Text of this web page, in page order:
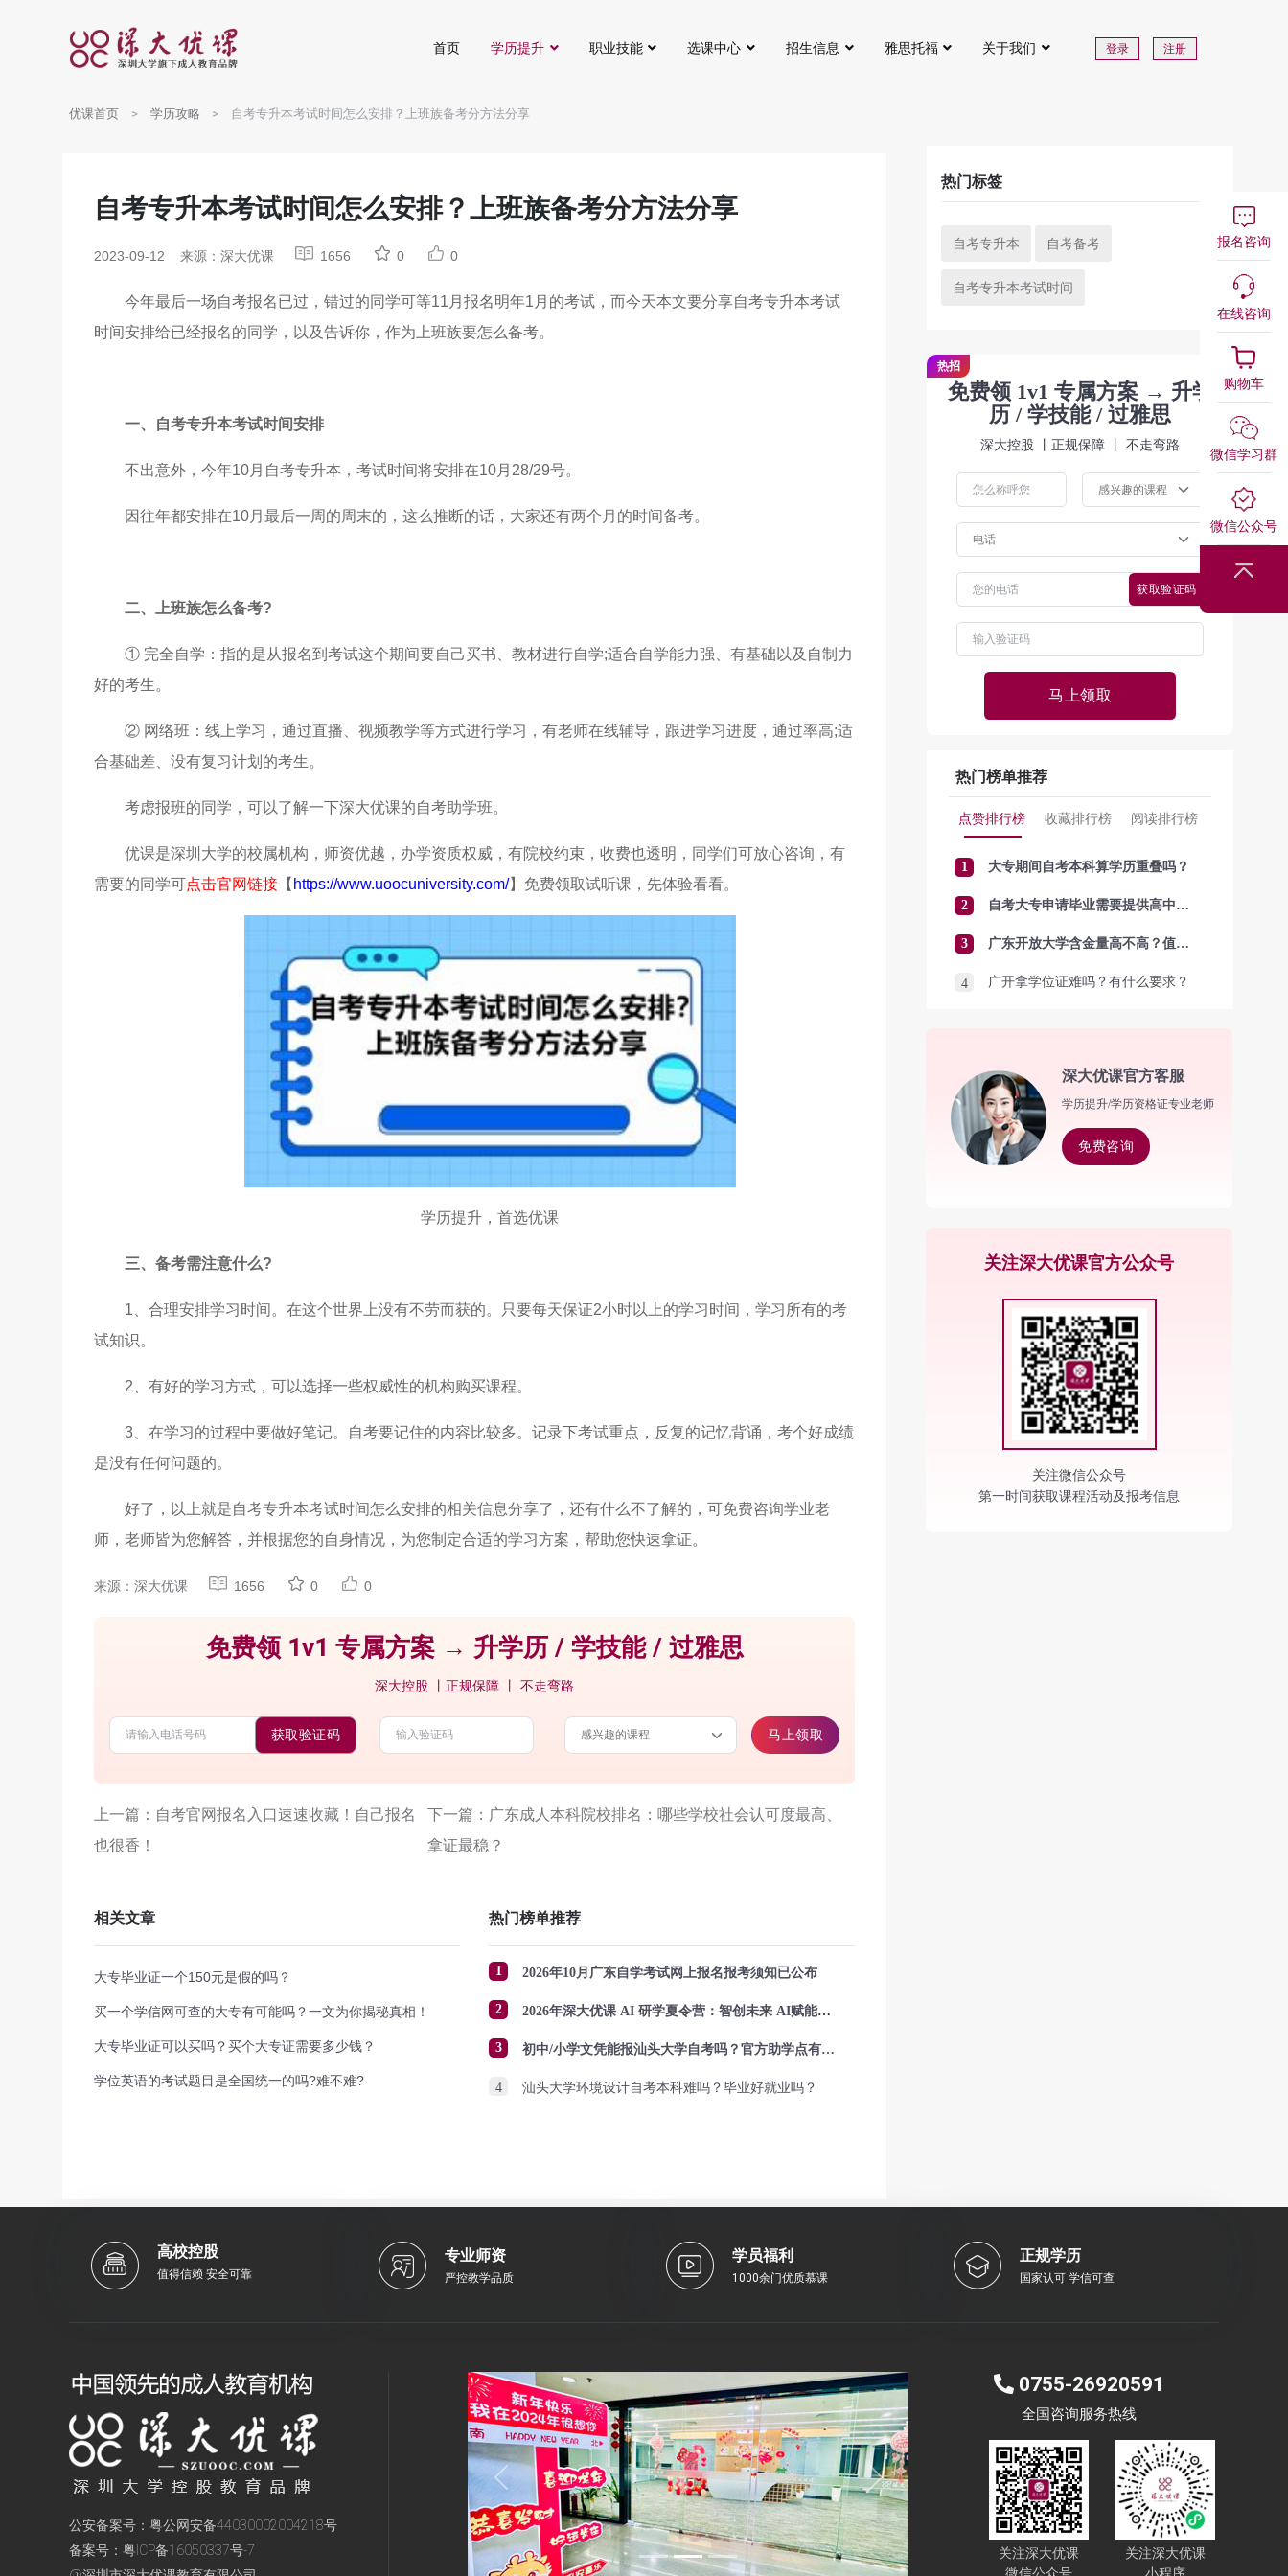
首页 学历提升 职业技能 选课中心 招生信息 雅思托福 关于我们 登录 注册
优课首页 学历攻略 自考专升本考试时间怎么安排？上班族备考分方法分享
自考专升本考试时间怎么安排？上班族备考分方法分享
2023-09-12 来源：深大优课 1656 0 0
今年最后一场自考报名已过，错过的同学可等11月报名明年1月的考试，而今天本文要分享自考专升本考试
时间安排给已经报名的同学，以及告诉你，作为上班族要怎么备考。
一、自考专升本考试时间安排
不出意外，今年10月自考专升本，考试时间将安排在10月28/29号。
因往年都安排在10月最后一周的周末的，这么推断的话，大家还有两个月的时间备考。
二、上班族怎么备考?
① 完全自学：指的是从报名到考试这个期间要自己买书、教材进行自学;适合自学能力强、有基础以及自制力
好的考生。
② 网络班：线上学习，通过直播、视频教学等方式进行学习，有老师在线辅导，跟进学习进度，通过率高;适
合基础差、没有复习计划的考生。
考虑报班的同学，可以了解一下深大优课的自考助学班。
优课是深圳大学的校属机构，师资优越，办学资质权威，有院校约束，收费也透明，同学们可放心咨询，有
需要的同学可点击官网链接 【 https://www.uoocuniversity.com/】免费领取试听课，先体验看看。
学历提升，首选优课
三、备考需注意什么?
1、合理安排学习时间。在这个世界上没有不劳而获的。只要每天保证2小时以上的学习时间，学习所有的考
试知识。
2、有好的学习方式，可以选择一些权威性的机构购买课程。
3、在学习的过程中要做好笔记。自考要记住的内容比较多。记录下考试重点，反复的记忆背诵，考个好成绩
是没有任何问题的。
好了，以上就是自考专升本考试时间怎么安排的相关信息分享了，还有什么不了解的，可免费咨询学业老
师，老师皆为您解答，并根据您的自身情况，为您制定合适的学习方案，帮助您快速拿证。
来源：深大优课 1656 0 0
免费领 1v1 专属方案 → 升学历 / 学技能 / 过雅思
深大控股 丨正规保障 丨 不走弯路
获取验证码 马上领取
上一篇：自考官网报名入口速速收藏！自己报名
也很香！
下一篇：广东成人本科院校排名：哪些学校社会认可度最高、
拿证最稳？
相关文章
大专毕业证一个150元是假的吗？
买一个学信网可查的大专有可能吗？一文为你揭秘真相！
大专毕业证可以买吗？买个大专证需要多少钱？
学位英语的考试题目是全国统一的吗?难不难?
热门榜单推荐
1 2026年10月广东自学考试网上报名报考须知已公布
2 2026年深大优课 AI 研学夏令营：智创未来 AI赋能成长
3 初中/小学文凭能报汕头大学自考吗？官方助学点有哪些？怎么报名？
4 汕头大学环境设计自考本科难吗？毕业好就业吗？
热门标签
自考专升本 自考备考
自考专升本考试时间
免费领 1v1 专属方案 → 升学
历 / 学技能 / 过雅思
深大控股 丨正规保障 丨 不走弯路
热招
获取验证码
马上领取
热门榜单推荐
点赞排行榜 收藏排行榜 阅读排行榜
1 大专期间自考本科算学历重叠吗？
2 自考大专申请毕业需要提供高中毕业证吗？
3 广东开放大学含金量高不高？值得报考吗？
4 广开拿学位证难吗？有什么要求？
深大优课官方客服
学历提升/学历资格证专业老师
免费咨询
关注深大优课官方公众号
关注微信公众号
第一时间获取课程活动及报考信息
高校控股
值得信赖 安全可靠
专业师资
严控教学品质
学员福利
1000余门优质慕课
正规学历
国家认可 学信可查
公安备案号： 粤公网安备44030002004218号
备案号： 粤ICP备16050337号-7
Previous Next
0755-26920591
全国咨询服务热线
关注深大优课
关注深大优课
报名咨询
在线咨询
购物车
微信学习群
微信公众号